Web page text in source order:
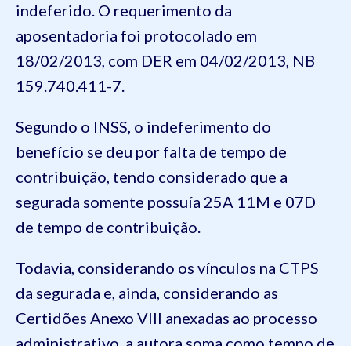
indeferido. O requerimento da
aposentadoria foi protocolado em
18/02/2013, com DER em 04/02/2013, NB
159.740.411-7.
Segundo o INSS, o indeferimento do
benefício se deu por falta de tempo de
contribuição, tendo considerado que a
segurada somente possuía 25A 11M e 07D
de tempo de contribuição.
Todavia, considerando os vínculos na CTPS
da segurada e, ainda, considerando as
Certidões Anexo VIII anexadas ao processo